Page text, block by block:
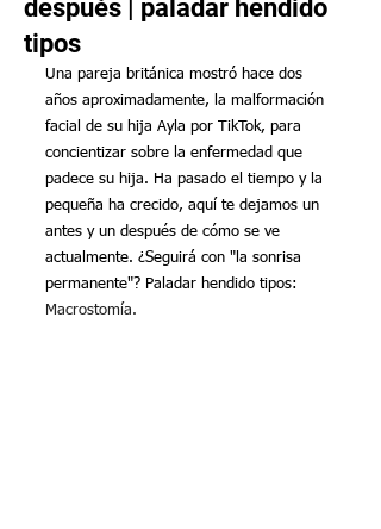
después | paladar hendido
tipos
Una pareja británica mostró hace dos
años aproximadamente, la malformación
facial de su hija Ayla por TikTok, para
concientizar sobre la enfermedad que
padece su hija. Ha pasado el tiempo y la
pequeña ha crecido, aquí te dejamos un
antes y un después de cómo se ve
actualmente. ¿Seguirá con "la sonrisa
permanente"? Paladar hendido tipos:
Macrostomía.